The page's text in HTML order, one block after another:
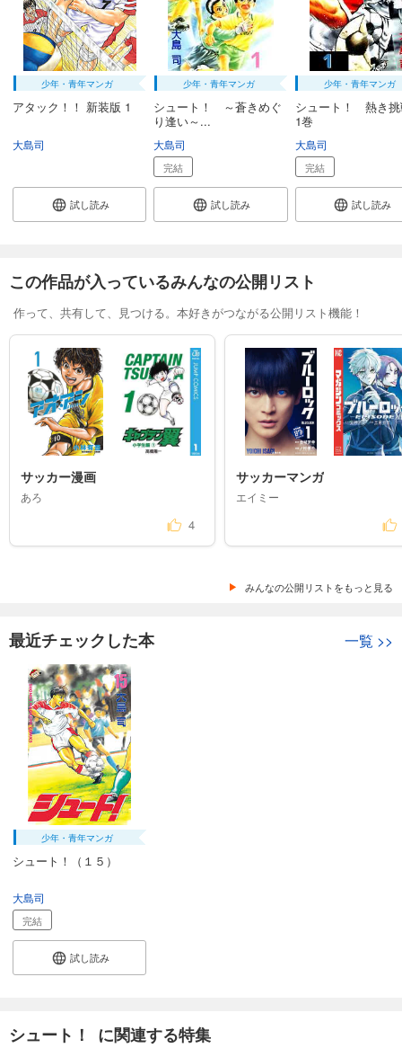
少年・青年マンガ
アタック！！ 新装版 1
大島司
試し読み
少年・青年マンガ
シュート！ ～蒼きめぐ
り逢い～...
大島司
完結
試し読み
少年・青年マンガ
シュート！ 熱き
1巻
大島司
完結
試し読み
この作品が入っているみんなの公開リスト
作って、共有して、見つける。本好きがつながる公開リスト機能！
サッカー漫画
あろ
4
サッカーマンガ
エイミー
みんなの公開リストをもっと見る
最近チェックした本 一覧 >>
少年・青年マンガ
シュート！（１５）
大島司
完結
試し読み
シュート！ に関連する特集